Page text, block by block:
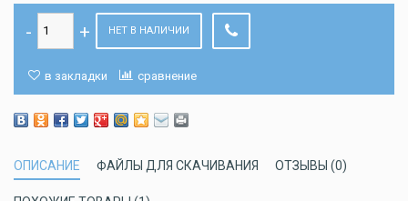
НЕТ В НАЛИЧИИ
в закладки сравнение
ОПИСАНИЕ ФАЙЛЫ ДЛЯ СКАЧИВАНИЯ ОТЗЫВЫ (0)